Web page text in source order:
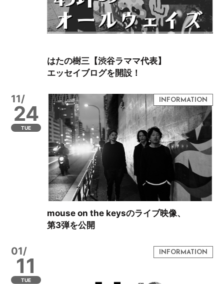
はたの樹三【渋谷ラママ代表】
エッセイブログを開設！
11/
24
TUE
mouse on the keysのライブ映像、
第3弾を公開
01/
11
TUE